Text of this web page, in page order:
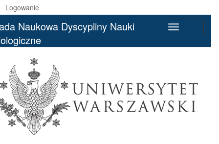
Logowanie
navigation
Naukowa Dyscypliny Nauki